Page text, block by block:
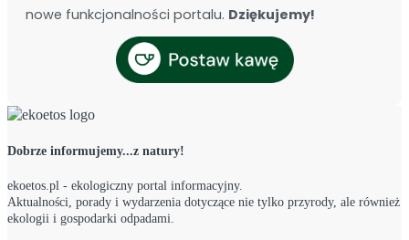
nowe funkcjonalności portalu. Dziękujemy!
Dobrze informujemy...z natury!
ekoetos.pl - ekologiczny portal informacyjny.
Aktualności, porady i wydarzenia dotyczące nie tylko przyrody, ale również
ekologii i gospodarki odpadami.